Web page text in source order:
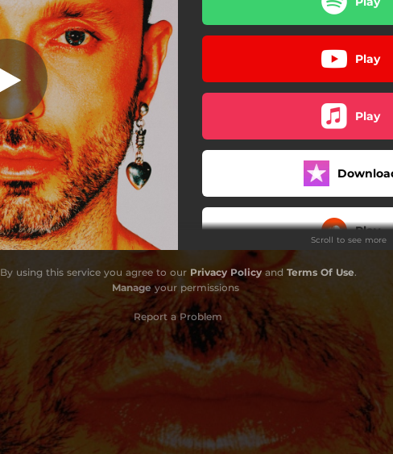
Uçkun
Numaracı
Kara Dantelli Gençliğimize
Müphem
Derin Olur
Düldül
Bir Serçe Üzülür
Çiçeğim
İki Satır Yara
Karakol
Bahçemin En Zor Gülü
Aferin
Aşk Çeşmesi
Cicim Sarhoş
Play
Play
Play
Scroll to see more
By using this service you agree to our Privacy Policyand Terms Of Use.
Manageyour permissions
Report a Problem